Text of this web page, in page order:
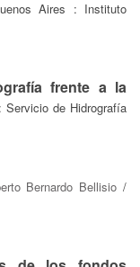
Aires : Instituto
frente a la
de Hidrografía
Bernardo Bellisio /